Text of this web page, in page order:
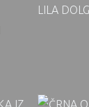
LILA